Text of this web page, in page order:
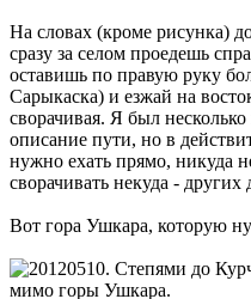
На словах (кроме рисунка)
сразу за селом проедешь
оставишь по правую руку
Сарыкаска) и езжай на
сворачивая. Я был
описание пути, но в
нужно ехать прямо, никуда
сворачивать некуда - других
Вот гора Ушкара, которую